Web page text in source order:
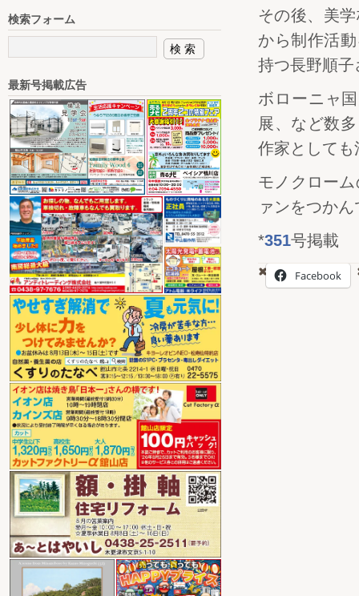
その後、美
から制作活
持つ長野順
ボローニャ
展、など数
作家としても
モノクロー
ァンをつか
*351号掲載
Facebook
検索フォーム
最新号掲載広告